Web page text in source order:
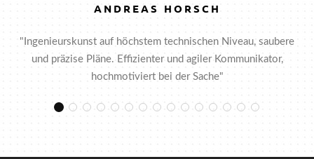
ANDREAS HORSCH
"Ingenieurskunst auf höchstem technischen Niveau, saubere
und präzise Pläne. Effizienter und agiler Kommunikator,
hochmotiviert bei der Sache"
Andreas Horsch
Andy Wagner
Hans Tinnefeld
Jan Ham
Klaus P.Martin Hoppen
Patricio Arroyo Lesuisse
Philip Offermanns
Sebastian Borch
Shariya Emami
Stahl- und Metallbau
Stahl- und
Stephan Herold
Torsten